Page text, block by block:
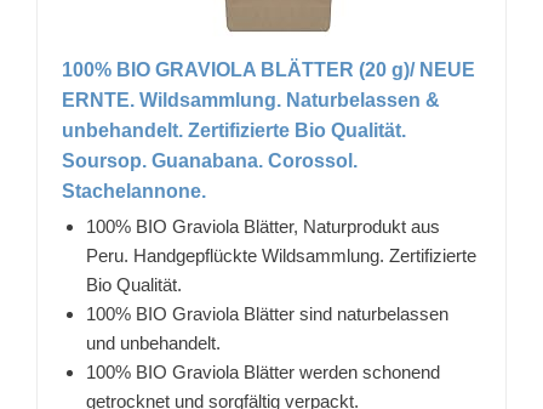
100% BIO GRAVIOLA BLÄTTER (20 g)/ NEUE
ERNTE. Wildsammlung. Naturbelassen &
unbehandelt. Zertifizierte Bio Qualität.
Soursop. Guanabana. Corossol.
Stachelannone.
100% BIO Graviola Blätter, Naturprodukt aus
Peru. Handgepflückte Wildsammlung. Zertifizierte
Bio Qualität.
100% BIO Graviola Blätter sind naturbelassen
und unbehandelt.
100% BIO Graviola Blätter werden schonend
getrocknet und sorgfältig verpackt.